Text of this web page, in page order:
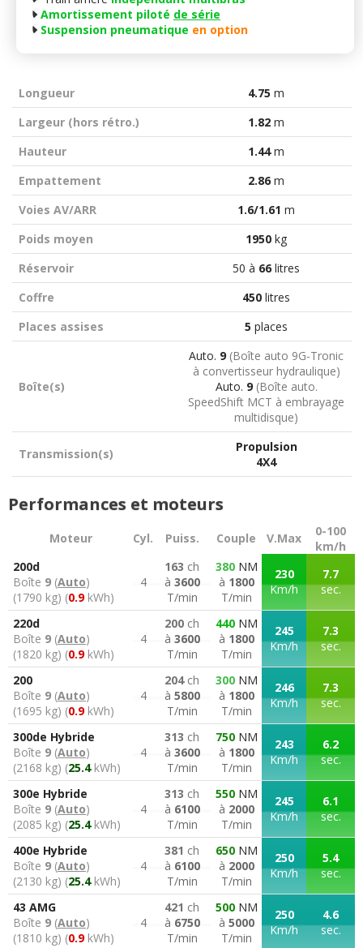
Amortissement piloté de série
Suspension pneumatique en option
Longueur 4.75 m
Largeur (hors rétro.)
1.82 m
Hauteur
1.44m
Empattement
2.86 m
Voies AV/ARR
1.6/1.61 m
Poids moyen
1950 kg
Réservoir
50 à 66 litres
Coffre
450 litres
Places assises
5 places
Boîte(s)
Auto. 9 (Boîte auto 9G-Tronic
à convertisseur hydraulique)
Auto. 9 (Boîte auto.
SpeedShift MCT à embrayage
multidisque)
Transmission(s)
Propulsion
4X4
Performances et moteurs
Moteur Cyl. Puiss. Couple V.Max
0-100
km/h
200d
Boîte 9 (Auto)
(1790 kg) (0.9kWh)
4
163 ch
à 3600
T/min
380NM
à 1800
T/min
230
Km/h
7.7
sec.
220d
Boîte 9 (Auto)
(1820 kg) (0.9kWh)
4
200 ch
à 3600
T/min
440NM
à 1800
T/min
245
Km/h
7.3
sec.
200
Boîte 9 (Auto)
(1695 kg) (0.9kWh)
4
204ch
à 5800
T/min
300NM
à 1800
T/min
246
Km/h
7.3
sec.
300de Hybride
Boîte 9 (Auto)
(2168 kg) (25.4kWh)
4
313 ch
à 3600
T/min
750NM
à 1800
T/min
243
Km/h
6.2
sec.
300e Hybride
Boîte 9 (Auto)
(2085 kg) (25.4kWh)
4
313 ch
à 6100
T/min
550NM
à 2000
T/min
245
Km/h
6.1
sec.
400e Hybride
Boîte 9 (Auto)
(2130 kg) (25.4kWh)
4
381 ch
à 6100
T/min
650NM
à 2000
T/min
250
Km/h
5.4
sec.
43 AMG
Boîte 9 (Auto)
(1810 kg) (0.9kWh)
4
421 ch
à 6750
T/min
500NM
à 5000
T/min
250
Km/h
4.6
sec.